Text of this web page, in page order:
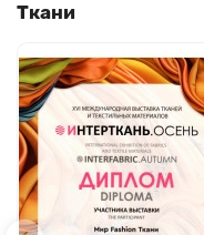
Ткани